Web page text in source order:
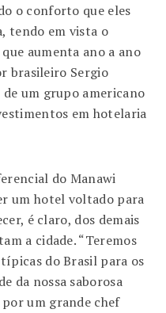
o conforto que eles
tendo em vista o
aumenta ano a ano
brasileiro Sergio
um grupo americano
em hotelaria
do Manawi
um hotel voltado para
é claro, dos demais
a cidade. “Teremos
do Brasil para os
da nossa saborosa
um grande chef